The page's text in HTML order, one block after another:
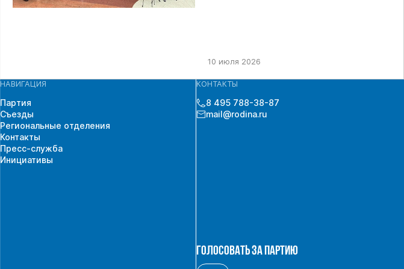
10 июля 2026
НАВИГАЦИЯ
Партия
Съезды
Региональные отделения
Контакты
Пресс-служба
Инициативы
КОНТАКТЫ
8 495 788-38-87
mail@rodina.ru
ГОЛОСОВАТЬ ЗА ПАРТИЮ